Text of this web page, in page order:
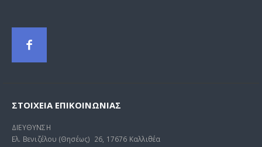
ΣΤΟΙΧΕΊΑ ΕΠΙΚΟΙΝΩΝΊΑΣ
ΔΙΕΥΘΥΝΣΗ
Ελ. Βενιζέλου (Θησέως) 26, 17676 Καλλιθέα